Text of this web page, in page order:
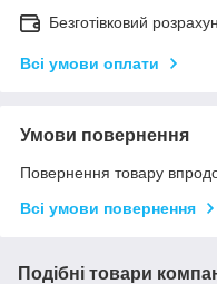
Безготівковий
Всі умови оплати
Умови повернення
Повернення товару
Всі умови повернення
Подібні товари